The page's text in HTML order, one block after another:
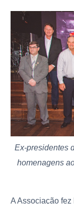
Ex-presidentes
homenagens
A Associação